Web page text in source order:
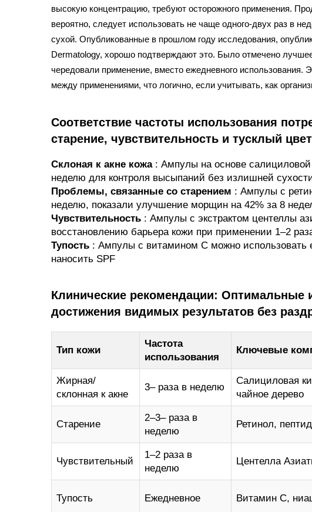
высокую концентрацию, требуют осторожного применения.
вероятно, следует использовать не чаще одного-двух раз в
сухой. Опубликованные в прошлом году исследования,
Dermatology, хорошо подтверждают это. Было отмечено
чередовали применение, вместо ежедневного использования.
между применениями, что логично, если учитывать, как
Соответствие частоты использования
старение, чувствительность и тусклый
Склоная к акне кожа : Ампулы на основе
неделю для контроля высыпаний без излишней
Проблемы, связанные со старением : Ампулы с
неделю, показали улучшение морщин на 42% за 8
Чувствительность : Ампулы с экстрактом центеллы
восстановлению барьера кожи при применении 1–2
Тупость : Ампулы с витамином C можно использовать
наносить SPF
Клинические рекомендации: Оптимальные
достижения видимых результатов без
Тип кожи
Частота
использования
Ключевые
Жирная/
склонная к акне
3– раза в неделю
Салициловая
чайное дерево
Старение
2–3– раза в
неделю
Ретинол,
Чувствительный
1–2 раза в
неделю
Центелла
Тупость Ежедневное Витамин C,